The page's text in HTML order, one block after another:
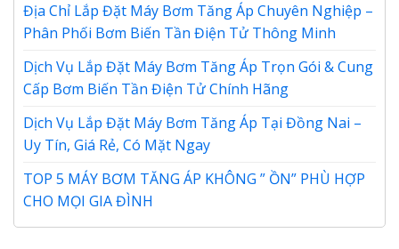
Địa Chỉ Lắp Đặt Máy Bơm Tăng Áp Chuyên Nghiệp –
Phân Phối Bơm Biến Tần Điện Tử Thông Minh
Dịch Vụ Lắp Đặt Máy Bơm Tăng Áp Trọn Gói & Cung
Cấp Bơm Biến Tần Điện Tử Chính Hãng
Dịch Vụ Lắp Đặt Máy Bơm Tăng Áp Tại Đồng Nai –
Uy Tín, Giá Rẻ, Có Mặt Ngay
TOP 5 MÁY BƠM TĂNG ÁP KHÔNG ” ỒN” PHÙ HỢP
CHO MỌI GIA ĐÌNH